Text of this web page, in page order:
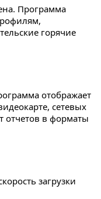
Программа
горячие
отображает
сетевых
отчетов в форматы
загрузки